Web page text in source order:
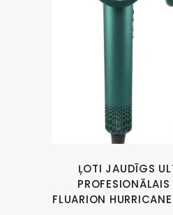
ĻOTI JAUDĪGS
FLUARION